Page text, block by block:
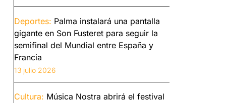
Deportes: Palma instalará una pantalla
gigante en Son Fusteret para seguir la
semifinal del Mundial entre España y
Francia
13 julio 2026
Cultura: Música Nostra abrirá el festival